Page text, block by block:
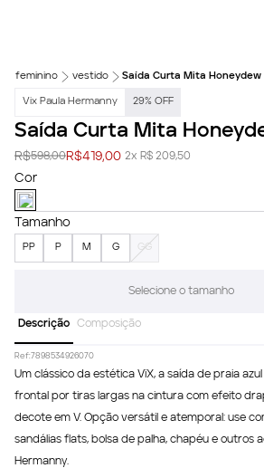
feminino vestido Saída Curta Mita Honeydew
Vix Paula Hermanny 29% OFF
Saída Curta Mita
R$598,00R$419,00 2x R$ 209,50
Cor
Tamanho
PP P M G GG
Selecione o tamanho
Descrição Composição
Ref: 7898534926070
Um clássico da estética ViX, a saída de praia
frontal por tiras largas na cintura com efeito
decote em V. Opção versátil e atemporal: use
sandálias flats, bolsa de palha, chapéu e outros
Hermanny.